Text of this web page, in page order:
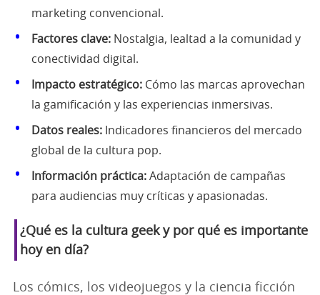
marketing convencional.
Factores clave: Nostalgia, lealtad a la comunidad y
conectividad digital.
Impacto estratégico: Cómo las marcas aprovechan
la gamificación y las experiencias inmersivas.
Datos reales: Indicadores financieros del mercado
global de la cultura pop.
Información práctica: Adaptación de campañas
para audiencias muy críticas y apasionadas.
¿Qué es la cultura geek y por qué es importante
hoy en día?
Los cómics, los videojuegos y la ciencia ficción